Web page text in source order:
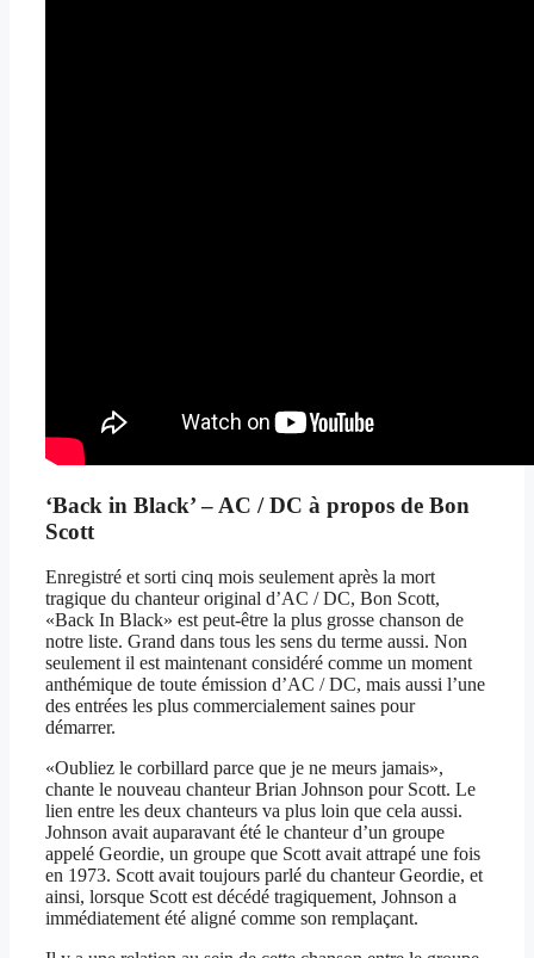
‘Back in Black’ – AC / DC à propos de Bon
Scott
Enregistré et sorti cinq mois seulement après la mort
tragique du chanteur original d’AC / DC, Bon Scott,
«Back In Black» est peut-être la plus grosse chanson de
notre liste. Grand dans tous les sens du terme aussi. Non
seulement il est maintenant considéré comme un moment
anthémique de toute émission d’AC / DC, mais aussi l’une
des entrées les plus commercialement saines pour
démarrer.
«Oubliez le corbillard parce que je ne meurs jamais»,
chante le nouveau chanteur Brian Johnson pour Scott. Le
lien entre les deux chanteurs va plus loin que cela aussi.
Johnson avait auparavant été le chanteur d’un groupe
appelé Geordie, un groupe que Scott avait attrapé une fois
en 1973. Scott avait toujours parlé du chanteur Geordie, et
ainsi, lorsque Scott est décédé tragiquement, Johnson a
immédiatement été aligné comme son remplaçant.